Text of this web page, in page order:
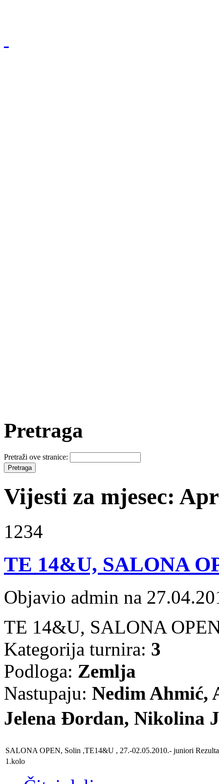
Pretraga
Pretraži ove stranice:
Vijesti za mjesec:
1234
TE 14&U, SALONA
Objavio admin na
TE 14&U, SALONA
Kategorija turnira: 3
Podloga: Zemlja
Nastupaju: Nedim Ahmić,
Jelena Đordan, Nikolina
SALONA OPEN, Solin ,TE14&U , 27.-02.05.2010.- juniori
1.kolo